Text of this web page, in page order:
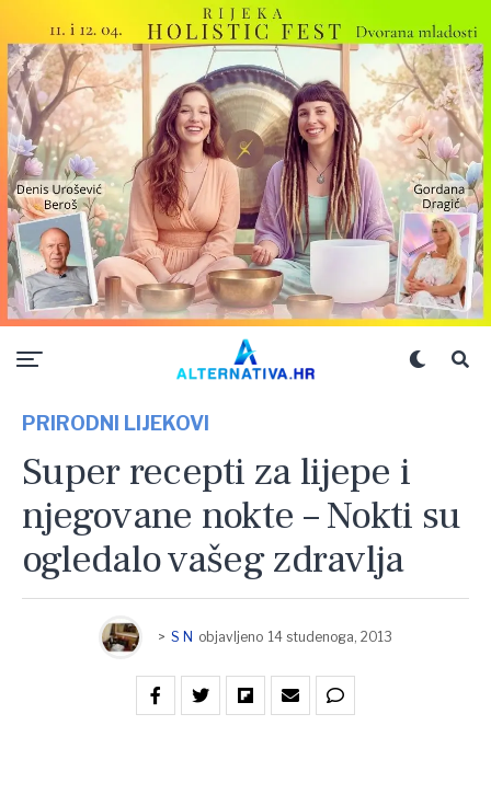
PRIRODNI LIJEKOVI
Super recepti za lijepe i
njegovane nokte – Nokti su
ogledalo vašeg zdravlja
> S N objavljeno 14 studenoga, 2013